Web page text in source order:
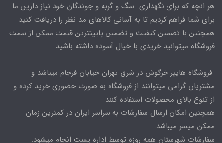
هر انچه که برای نگهداری سگ و گربه و جوندگان خود نیاز دارین ما
برای شما فراهم کردیم تا به آسانی کالاهای مد نظر را دریافت کنید
همچنین با تضمین کیفیت و تضمین پایینترین قیمت ممکن از سمت
فروشگاه میتوانید خریدی با خیال آسوده داشته باشید
فروشگاه هایپر خرگوش در شرق تهران خیابان فرجام میباشد و
مشتریان گرامی میتوانند از فروشگاه به صورت حضوری خرید کرده و
از تنوع بالای محصولات استفاده کنند
همچنین امکان ارسال سفارشات به سراسر ایران در کمترین زمان
ممکن میسر میباشد.
سفارشات شهرستان همه روزه توسط اداره پست انجام میشود.